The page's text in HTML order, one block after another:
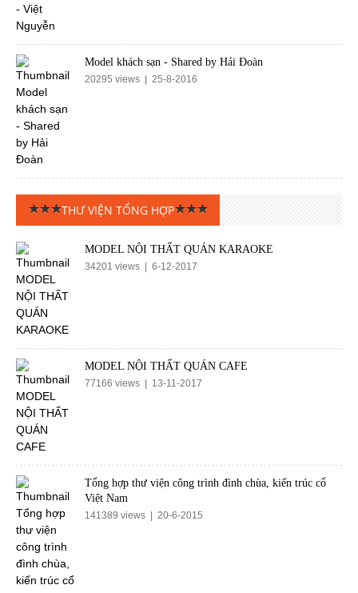
Model khách sạn - Shared by Hải Đoàn
20295 views | 25-8-2016
THƯ VIỆN TỔNG HỢP
MODEL NỘI THẤT QUÁN KARAOKE
34201 views | 6-12-2017
MODEL NỘI THẤT QUÁN CAFE
77166 views | 13-11-2017
Tổng hợp thư viện công trình đình chùa, kiến trúc cổ
Việt Nam
141389 views | 20-6-2015